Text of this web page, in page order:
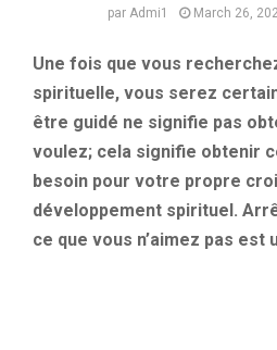
par Admi1 March 26,
Une fois que vous
spirituelle, vous serez
être guidé ne signifie pas
voulez; cela signifie obtenir
besoin pour votre propre
développement spirituel.
ce que vous n’aimez pas est